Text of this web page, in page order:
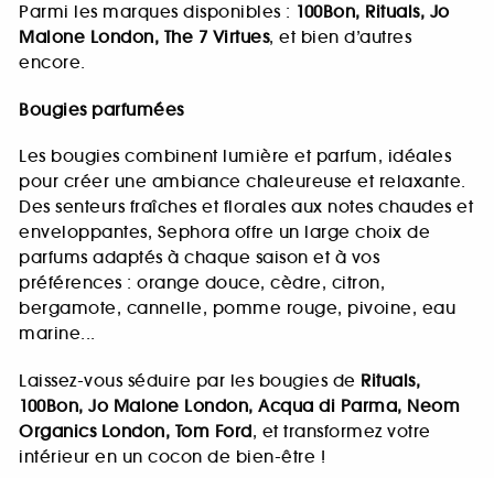
Parmi les marques disponibles : 100Bon, Rituals, Jo
Malone London, The 7 Virtues, et bien d’autres
encore.
Bougies parfumées
Les bougies combinent lumière et parfum, idéales
pour créer une ambiance chaleureuse et relaxante.
Des senteurs fraîches et florales aux notes chaudes et
enveloppantes, Sephora offre un large choix de
parfums adaptés à chaque saison et à vos
préférences : orange douce, cèdre, citron,
bergamote, cannelle, pomme rouge, pivoine, eau
marine...
Laissez-vous séduire par les bougies de Rituals,
100Bon, Jo Malone London, Acqua di Parma, Neom
Organics London, Tom Ford, et transformez votre
intérieur en un cocon de bien-être !